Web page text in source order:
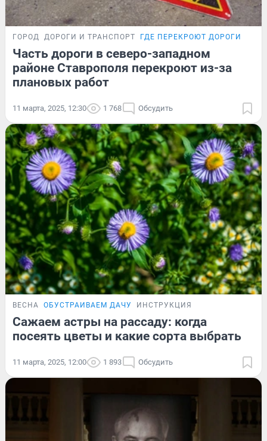
ГОРОД ДОРОГИ И ТРАНСПОРТ ГДЕ ПЕРЕКРОЮТ ДОРОГИ
Часть дороги в северо-западном
районе Ставрополя перекроют из-за
плановых работ
11 марта, 2025, 12:30 1 768 Обсудить
ВЕСНА ОБУСТРАИВАЕМ ДАЧУ ИНСТРУКЦИЯ
Сажаем астры на рассаду: когда
посеять цветы и какие сорта выбрать
11 марта, 2025, 12:00 1 893 Обсудить